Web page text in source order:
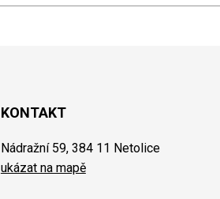
KONTAKT
Nádražní 59, 384 11 Netolice
ukázat na mapě